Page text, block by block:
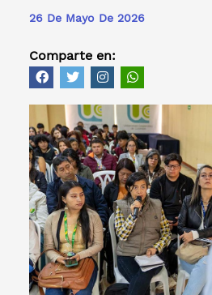
26 De Mayo De 2026
Comparte en: